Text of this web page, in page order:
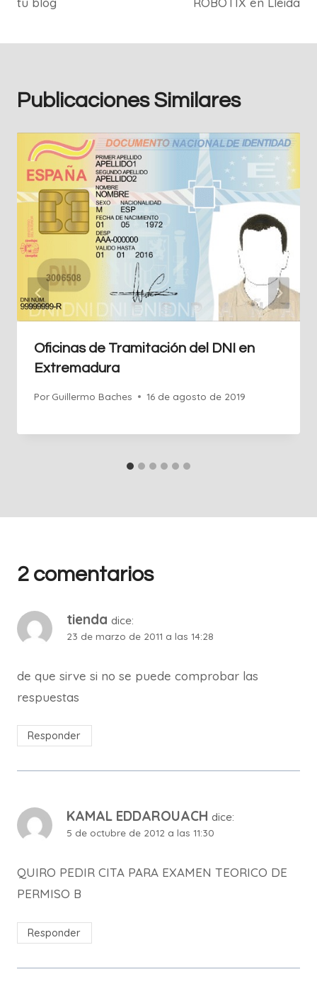
Publicaciones Similares
Oficinas de Tramitación del DNI en
Extremadura
Por Guillermo Baches 16 de agosto de 2019
2 comentarios
tienda dice:
23 de marzo de 2011 a las 14:28
de que sirve si no se puede comprobar las
respuestas
Responder
KAMAL EDDAROUACH dice:
5 de octubre de 2012 a las 11:30
QUIRO PEDIR CITA PARA EXAMEN TEORICO DE
PERMISO B
Responder